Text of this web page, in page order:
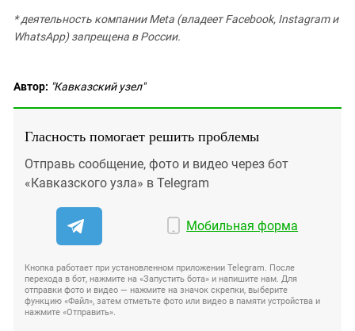
* деятельность компании Meta (владеет Facebook, Instagram и
WhatsApp) запрещена в России.
Автор: "Кавказский узел"
Гласность помогает решить проблемы
Отправь сообщение, фото и видео через бот
«Кавказского узла» в Telegram
Мобильная форма
Кнопка работает при установленном приложении Telegram. После
перехода в бот, нажмите на «Запустить бота» и напишите нам. Для
отправки фото и видео — нажмите на значок скрепки, выберите
функцию «Файл», затем отметьте фото или видео в памяти устройства и
нажмите «Отправить».